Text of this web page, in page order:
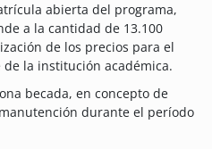
abierta del programa,
a la cantidad de 13.100
de los precios para el
la institución académica.
becada, en concepto de
durante el período